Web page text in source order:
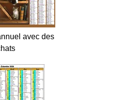
avec des